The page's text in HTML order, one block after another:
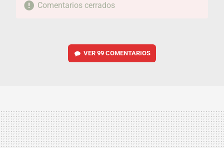
Comentarios cerrados
VER 99 COMENTARIOS